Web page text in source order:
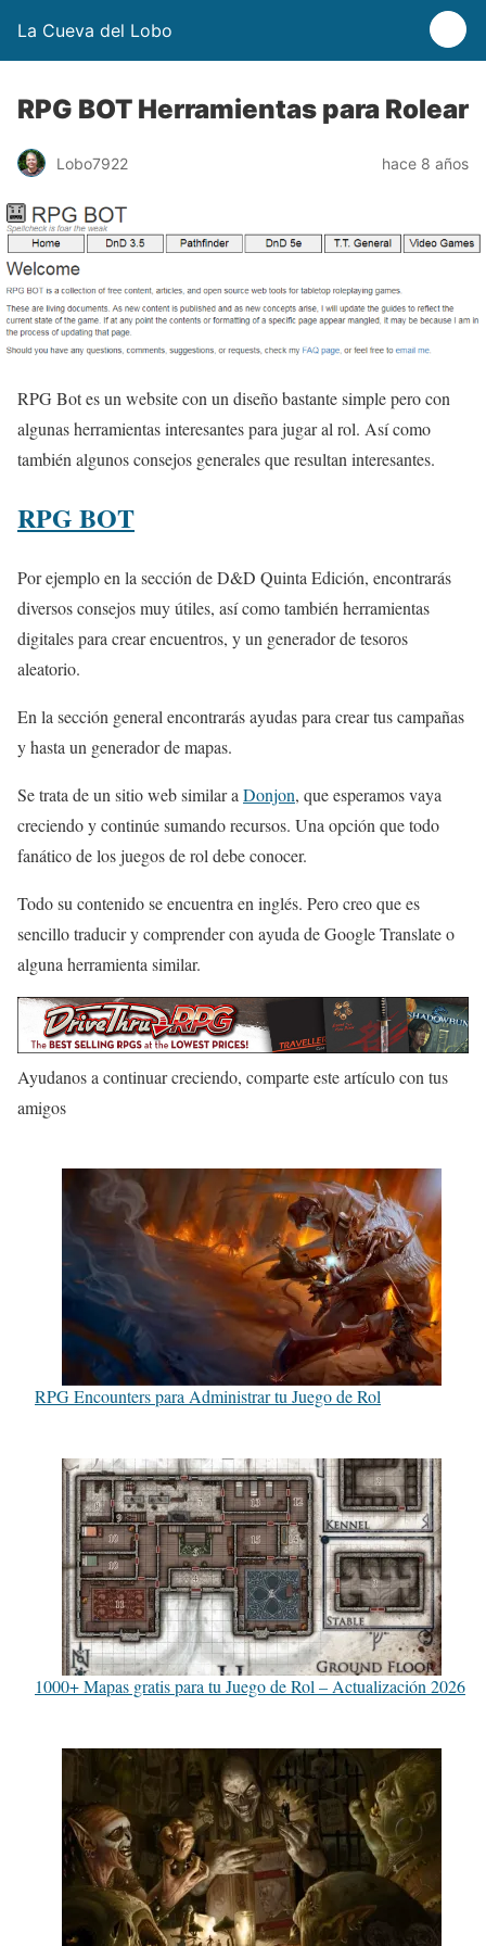
La Cueva del Lobo
RPG BOT Herramientas para Rolear
Lobo7922 hace 8 años
RPG Bot es un website con un diseño bastante simple pero con
algunas herramientas interesantes para jugar al rol. Así como
también algunos consejos generales que resultan interesantes.
RPG BOT
Por ejemplo en la sección de D&D Quinta Edición, encontrarás
diversos consejos muy útiles, así como también herramientas
digitales para crear encuentros, y un generador de tesoros
aleatorio.
En la sección general encontrarás ayudas para crear tus campañas
y hasta un generador de mapas.
Se trata de un sitio web similar aDonjon, que esperamos vaya
creciendo y continúe sumando recursos. Una opción que todo
fanático de los juegos de rol debe conocer.
Todo su contenido se encuentra en inglés. Pero creo que es
sencillo traducir y comprender con ayuda de Google Translate o
alguna herramienta similar.
Ayudanos a continuar creciendo, comparte este artículo con tus
amigos
RPG Encounters para Administrar tu Juego de Rol
1000+ Mapas gratis para tu Juego de Rol – Actualización 2026